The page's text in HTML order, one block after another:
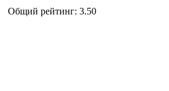
Общий рейтинг: 3.50